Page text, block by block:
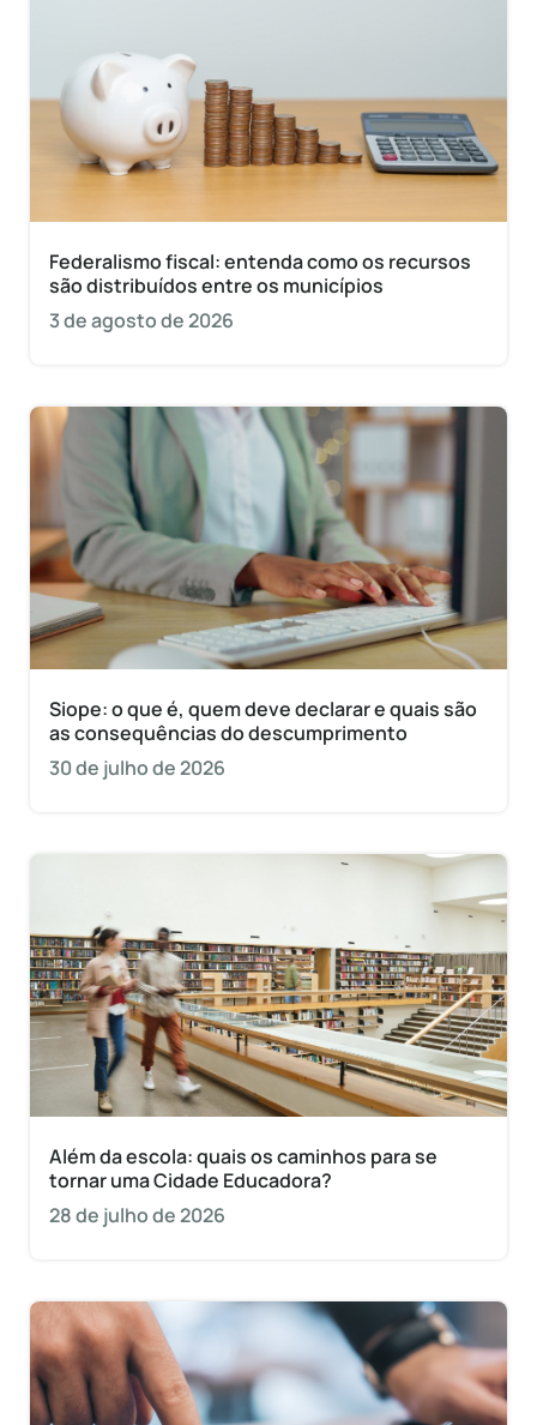
Federalismo fiscal: entenda como os recursos
são distribuídos entre os municípios
3 de agosto de 2026
Siope: o que é, quem deve declarar e quais são
as consequências do descumprimento
30 de julho de 2026
Além da escola: quais os caminhos para se
tornar uma Cidade Educadora?
28 de julho de 2026